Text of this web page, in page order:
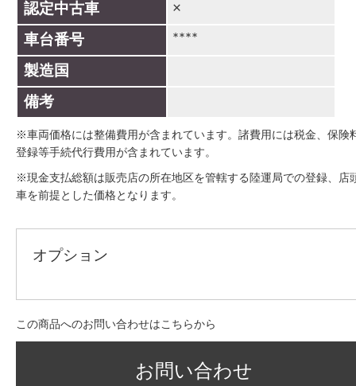
認定中古車 ×
車台番号 ****
製造国
備考
※車両価格には整備費用が含まれています。諸費用には税金、保険
登録等手続代行費用が含まれています。
※現金支払総額は販売店の所在地区を管轄する陸運局での登録、店
車を前提とした価格となります。
オプション
この商品へのお問い合わせはこちらから
お問い合わせ